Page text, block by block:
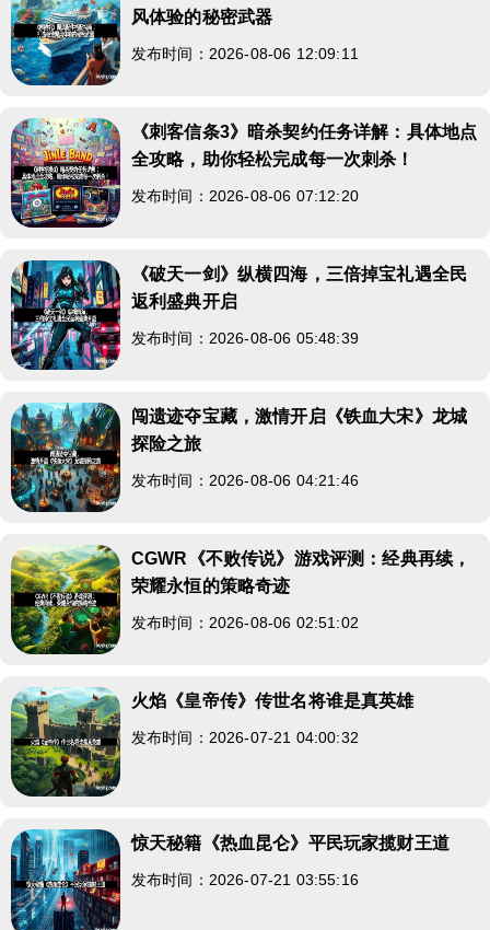
风体验的秘密武器
发布时间：2026-08-06 12:09:11
《刺客信条3》暗杀契约任务详解：具体地点
全攻略，助你轻松完成每一次刺杀！
发布时间：2026-08-06 07:12:20
《破天一剑》纵横四海，三倍掉宝礼遇全民
返利盛典开启
发布时间：2026-08-06 05:48:39
闯遗迹夺宝藏，激情开启《铁血大宋》龙城
探险之旅
发布时间：2026-08-06 04:21:46
CGWR《不败传说》游戏评测：经典再续，
荣耀永恒的策略奇迹
发布时间：2026-08-06 02:51:02
火焰《皇帝传》传世名将谁是真英雄
发布时间：2026-07-21 04:00:32
惊天秘籍《热血昆仑》平民玩家揽财王道
发布时间：2026-07-21 03:55:16